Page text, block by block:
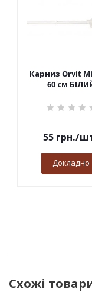
Карниз Orvit
60 см
55грн./
Докладно
Схожі